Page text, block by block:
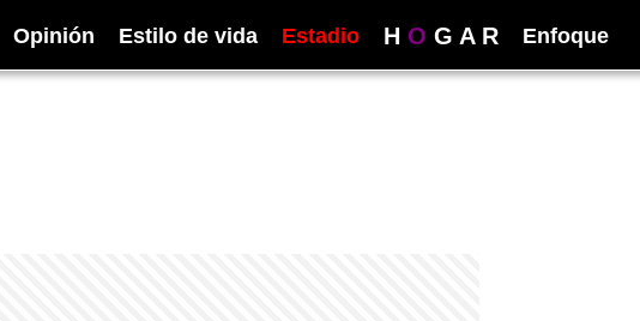
Opinión Estilo de vida Estadio H O G A R Enfoque